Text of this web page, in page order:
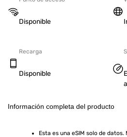
Disponible
Recarga
Disponible
Información completa del producto
Esta es una eSIM solo de